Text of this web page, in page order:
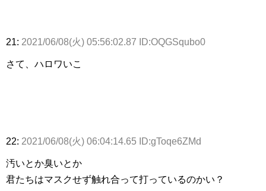
21: 2021/06/08(火) 05:56:02.87 ID:OQGSqubo0
さて、ハロワいこ
22: 2021/06/08(火) 06:04:14.65 ID:gToqe6ZMd
汚いとか臭いとか
君たちはマスクせず触れ合って打っているのかい？